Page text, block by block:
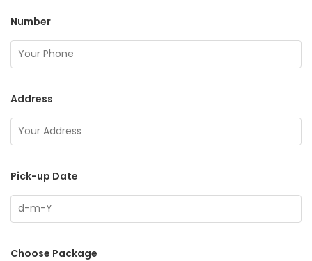
Number
Address
Pick-up Date
Choose Package